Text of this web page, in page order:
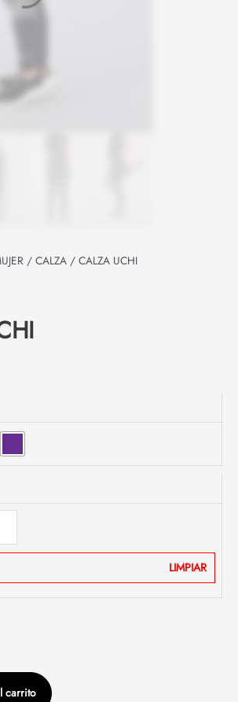
/ CALZA / CALZA UCHI
LIMPIAR
carrito